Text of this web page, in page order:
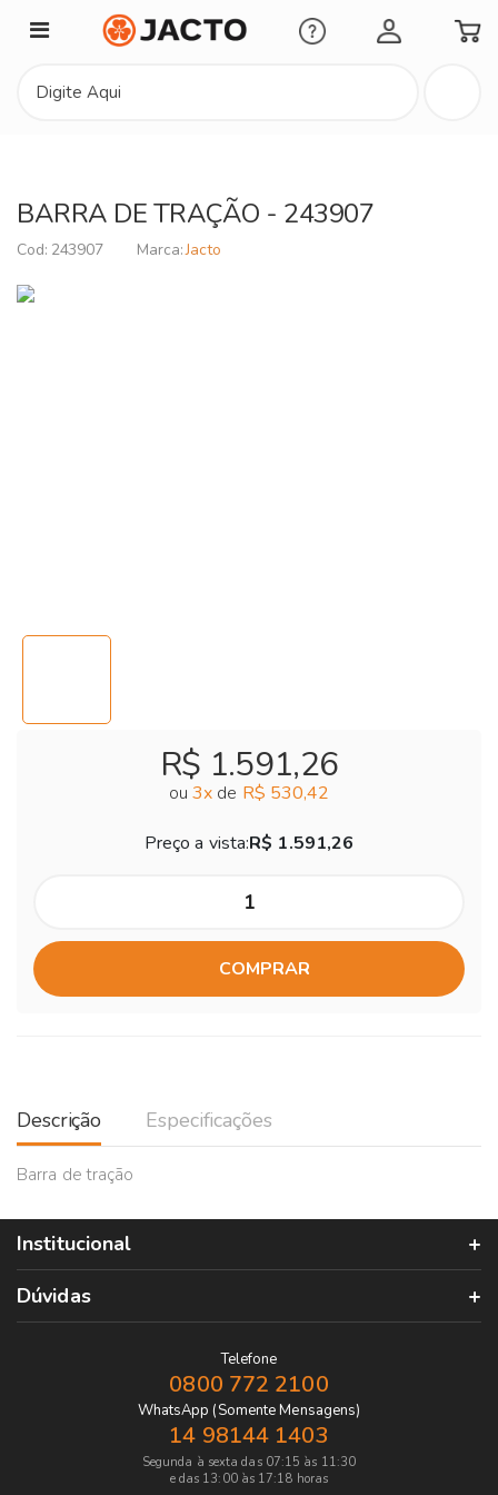
Minha Conta
BARRA DE TRAÇÃO - 243907
243907 Jacto
R$ 1.591,26
ou 3x de R$ 530,42
Preço a vista:R$ 1.591,26
COMPRAR
Descrição Especificações
Barra de tração
Institucional
Dúvidas
Telefone
0800 772 2100
WhatsApp (Somente Mensagens)
14 98144 1403
Segunda à sexta das 07:15 às 11:30
e das 13:00 às 17:18 horas